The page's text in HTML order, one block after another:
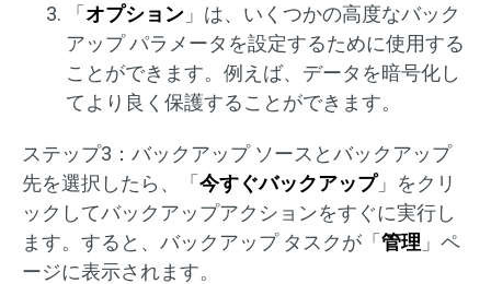
「オプション 」は、いくつかの高度なバック
アップ パラメータを設定するために使用する
ことができます。例えば、データを暗号化し
てより良く保護することができます。
ステップ3：バックアップ ソースとバックアップ
先を選択したら、「今すぐバックアップ」をクリ
ックしてバックアップアクションをすぐに実行し
ます。すると、バックアップ タスクが「管理 」ペ
ージに表示されます。